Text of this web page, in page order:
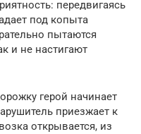
передвигаясь
под копыта
пытаются
и не настигают
герой начинает
приезжает к
открывается, из